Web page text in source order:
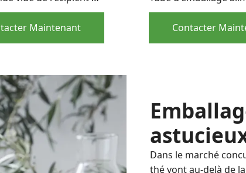
de café de thé de
pot de papier kraft
Maintenant
carton intérieur
d'aluminium avec
Contacter
Dans le marché
thé vont au-delà de